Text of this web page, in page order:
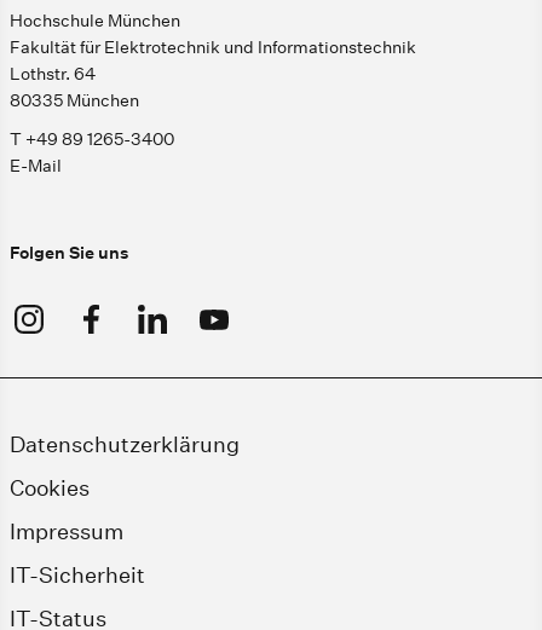
Hochschule München
Fakultät für Elektrotechnik und Informationstechnik
Lothstr. 64
80335 München
T +49 89 1265-3400
E-Mail
Folgen Sie uns
Datenschutzerklärung
Cookies
Impressum
IT-Sicherheit
IT-Status